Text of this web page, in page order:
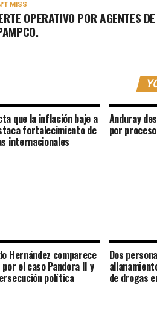
MISS
OPERATIVO POR AGENTES
que la inflación baje a
fortalecimiento de
internacionales
Anduray
por
Hernández comparece
por el caso Pandora II y
política
Dos
de drogas